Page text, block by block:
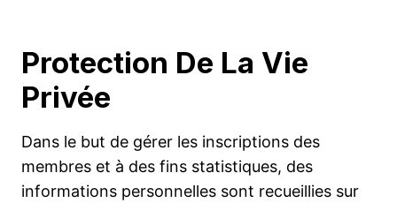
Protection De La Vie
Privée
Dans le but de gérer les inscriptions des
membres et à des fins statistiques, des
informations personnelles sont recueillies sur